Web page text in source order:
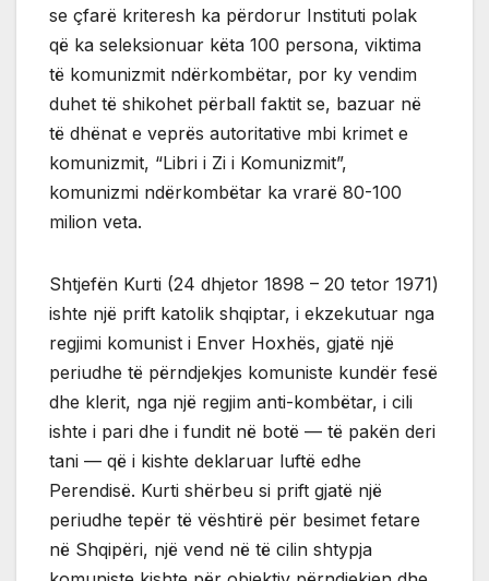
se çfarë kriteresh ka përdorur Instituti polak
që ka seleksionuar këta 100 persona, viktima
të komunizmit ndërkombëtar, por ky vendim
duhet të shikohet përball faktit se, bazuar në
të dhënat e veprës autoritative mbi krimet e
komunizmit, “Libri i Zi i Komunizmit”,
komunizmi ndërkombëtar ka vrarë 80-100
milion veta.
Shtjefën Kurti (24 dhjetor 1898 – 20 tetor 1971)
ishte një prift katolik shqiptar, i ekzekutuar nga
regjimi komunist i Enver Hoxhës, gjatë një
periudhe të përndjekjes komuniste kundër fesë
dhe klerit, nga një regjim anti-kombëtar, i cili
ishte i pari dhe i fundit në botë — të pakën deri
tani — që i kishte deklaruar luftë edhe
Perendisë. Kurti shërbeu si prift gjatë një
periudhe tepër të vështirë për besimet fetare
në Shqipëri, një vend në të cilin shtypja